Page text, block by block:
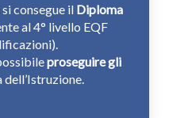
consegue il Diploma
al 4° livello EQF
proseguire gli
dell’Istruzione.